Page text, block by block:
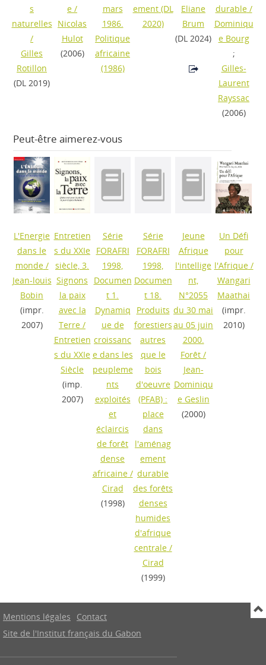
s
naturelles
/
Gilles
Rotillon
(DL 2019)
e /
Nicolas
Hulot
(2006)
mars
1986.
Politique
africaine
(1986)
ement(DL
2020)
Eliane
Brum
(DL 2024)
durable/
Dominiqu
e Bourg
;
Gilles-
Laurent
Rayssac
(2006)
Peut-être aimerez-vous
L'Energie
dans le
monde/
Jean-louis
Bobin
(impr.
2007)
Entretien
s du XXIe
siècle, 3.
Signons
la paix
avec la
Terre /
Entretien
s du XXIe
Siècle
(imp.
2007)
Série
FORAFRI
1998,
Documen
t 1.
Dynamiq
ue de
croissanc
e dans les
peupleme
nts
exploités
et
éclaircis
de forêt
dense
africaine/
Cirad
(1998)
Série
FORAFRI
1998,
Documen
t 18.
Produits
forestiers
autres
que le
bois
d'oeuvre
(PFAB) :
place
dans
l'aménag
ement
durable
des forêts
denses
humides
d'afrique
centrale/
Cirad
(1999)
Jeune
Afrique
l'intellige
nt,
N°2055
du 30 mai
au 05 juin
2000.
Forêt /
Jean-
Dominiqu
e Geslin
(2000)
Un Défi
pour
l'Afrique/
Wangari
Maathai
(impr.
2010)
Mentions légales
Contact
Site de l'Institut français du Gabon